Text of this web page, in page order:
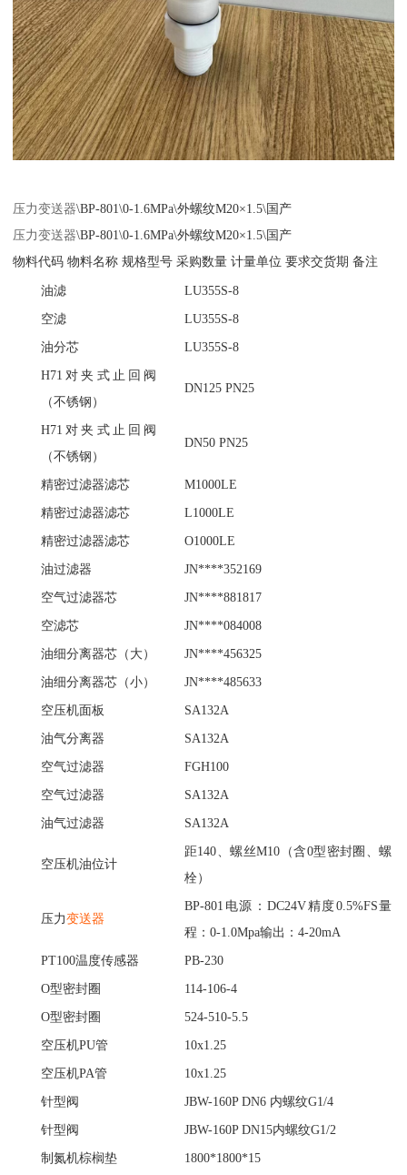
压力变送器\BP-801\0-1.6MPa\外螺纹M20×1.5\国产
压力变送器\BP-801\0-1.6MPa\外螺纹M20×1.5\国产
物料代码 物料名称 规格型号 采购数量 计量单位 要求交货期 备注
油滤 LU355S-8
空滤 LU355S-8
油分芯 LU355S-8
H71对夹式止回阀
（不锈钢）
DN125 PN25
H71对夹式止回阀
（不锈钢）
DN50 PN25
精密过滤器滤芯 M1000LE
精密过滤器滤芯 L1000LE
精密过滤器滤芯 O1000LE
油过滤器 JN****352169
空气过滤器芯 JN****881817
空滤芯 JN****084008
油细分离器芯（大） JN****456325
油细分离器芯（小） JN****485633
空压机面板 SA132A
油气分离器 SA132A
空气过滤器 FGH100
空气过滤器 SA132A
油气过滤器 SA132A
空压机油位计
距140、螺丝M10（含0型密封圈、螺
栓）
压力变送器
BP-801电源：DC24V精度0.5%FS量
程：0-1.0Mpa输出：4-20mA
PT100温度传感器 PB-230
O型密封圈 114-106-4
O型密封圈 524-510-5.5
空压机PU管 10x1.25
空压机PA管 10x1.25
针型阀 JBW-160P DN6 内螺纹G1/4
针型阀 JBW-160P DN15内螺纹G1/2
制氮机棕榈垫 1800*1800*15